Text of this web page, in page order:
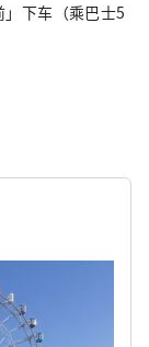
下车（乘巴士5